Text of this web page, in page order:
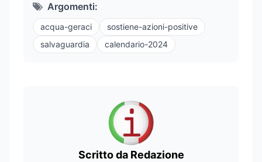
Argomenti:
acqua-geraci
sostiene-azioni-positive
salvaguardia
calendario-2024
Scritto da Redazione